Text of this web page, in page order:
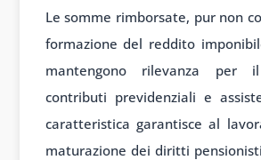
Le somme rimborsate, pur non
formazione del reddito
mantengono rilevanza per
contributi previdenziali e
caratteristica garantisce al
maturazione dei diritti